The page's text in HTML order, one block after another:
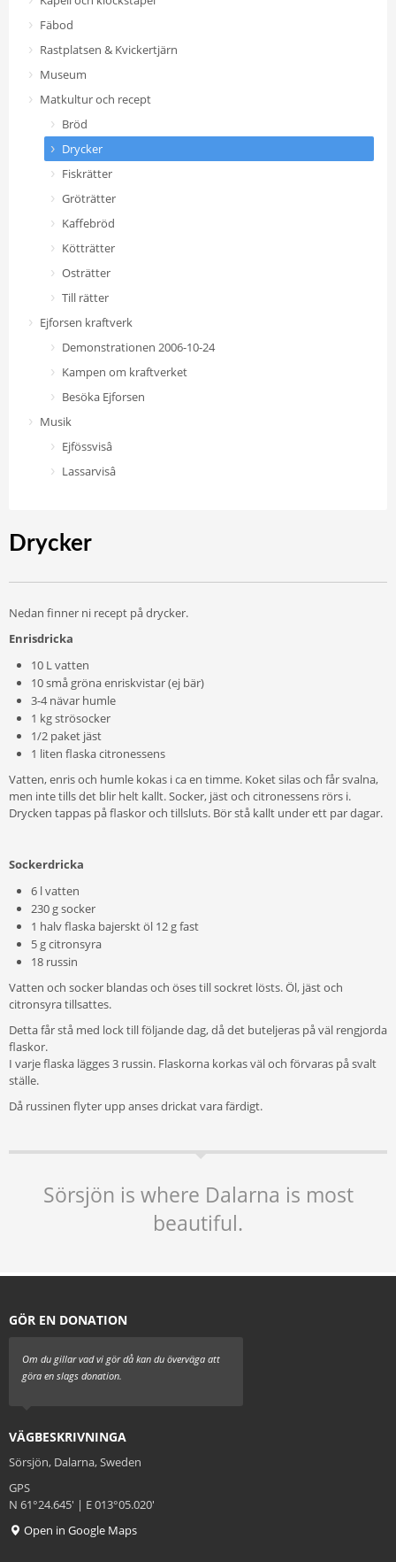
Fäbod
Rastplatsen & Kvickertjärn
Museum
Matkultur och recept
Bröd
Drycker
Fiskrätter
Gröträtter
Kaffebröd
Kötträtter
Osträtter
Till rätter
Ejforsen kraftverk
Demonstrationen 2006-10-24
Kampen om kraftverket
Besöka Ejforsen
Musik
Ejfössvisâ
Lassarvisâ
Drycker
Nedan finner ni recept på drycker.
Enrisdricka
10 L vatten
10 små gröna enriskvistar (ej bär)
3-4 nävar humle
1 kg strösocker
1/2 paket jäst
1 liten flaska citronessens
Vatten, enris och humle kokas i ca en timme. Koket silas och får svalna,
men inte tills det blir helt kallt. Socker, jäst och citronessens rörs i.
Drycken tappas på flaskor och tillsluts. Bör stå kallt under ett par dagar.
Sockerdricka
6 l vatten
230 g socker
1 halv flaska bajerskt öl 12 g fast
5 g citronsyra
18 russin
Vatten och socker blandas och öses till sockret lösts. Öl, jäst och
citronsyra tillsattes.
Detta får stå med lock till följande dag, då det buteljeras på väl rengjorda
flaskor.
I varje flaska lägges 3 russin. Flaskorna korkas väl och förvaras på svalt
ställe.
Då russinen flyter upp anses drickat vara färdigt.
Sörsjön is where Dalarna is most
beautiful.
GÖR EN DONATION
Om du gillar vad vi gör då kan du överväga att
göra en slags donation.
VÄGBESKRIVNINGA
Sörsjön, Dalarna, Sweden
GPS
N 61°24.645' | E 013°05.020'
Open in Google Maps